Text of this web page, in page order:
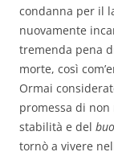
condanna per il
nuovamente
tremenda pena
morte, così
Ormai
promessa di
stabilità e del
tornò a vivere